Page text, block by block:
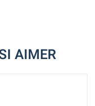
AIMER